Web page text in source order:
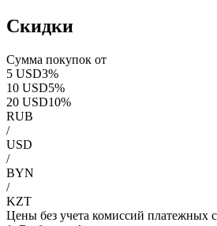
Скидки
Сумма покупок от
5 USD3%
10 USD5%
20 USD10%
RUB
/
USD
/
BYN
/
KZT
Цены без учета комиссий платежных